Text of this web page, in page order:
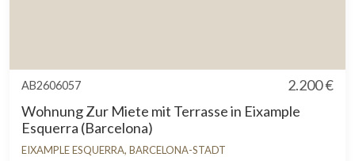
AB2606057
2.200 €
Wohnung Zur Miete mit Terrasse in Eixample
Esquerra (Barcelona)
EIXAMPLE ESQUERRA, BARCELONA-STADT